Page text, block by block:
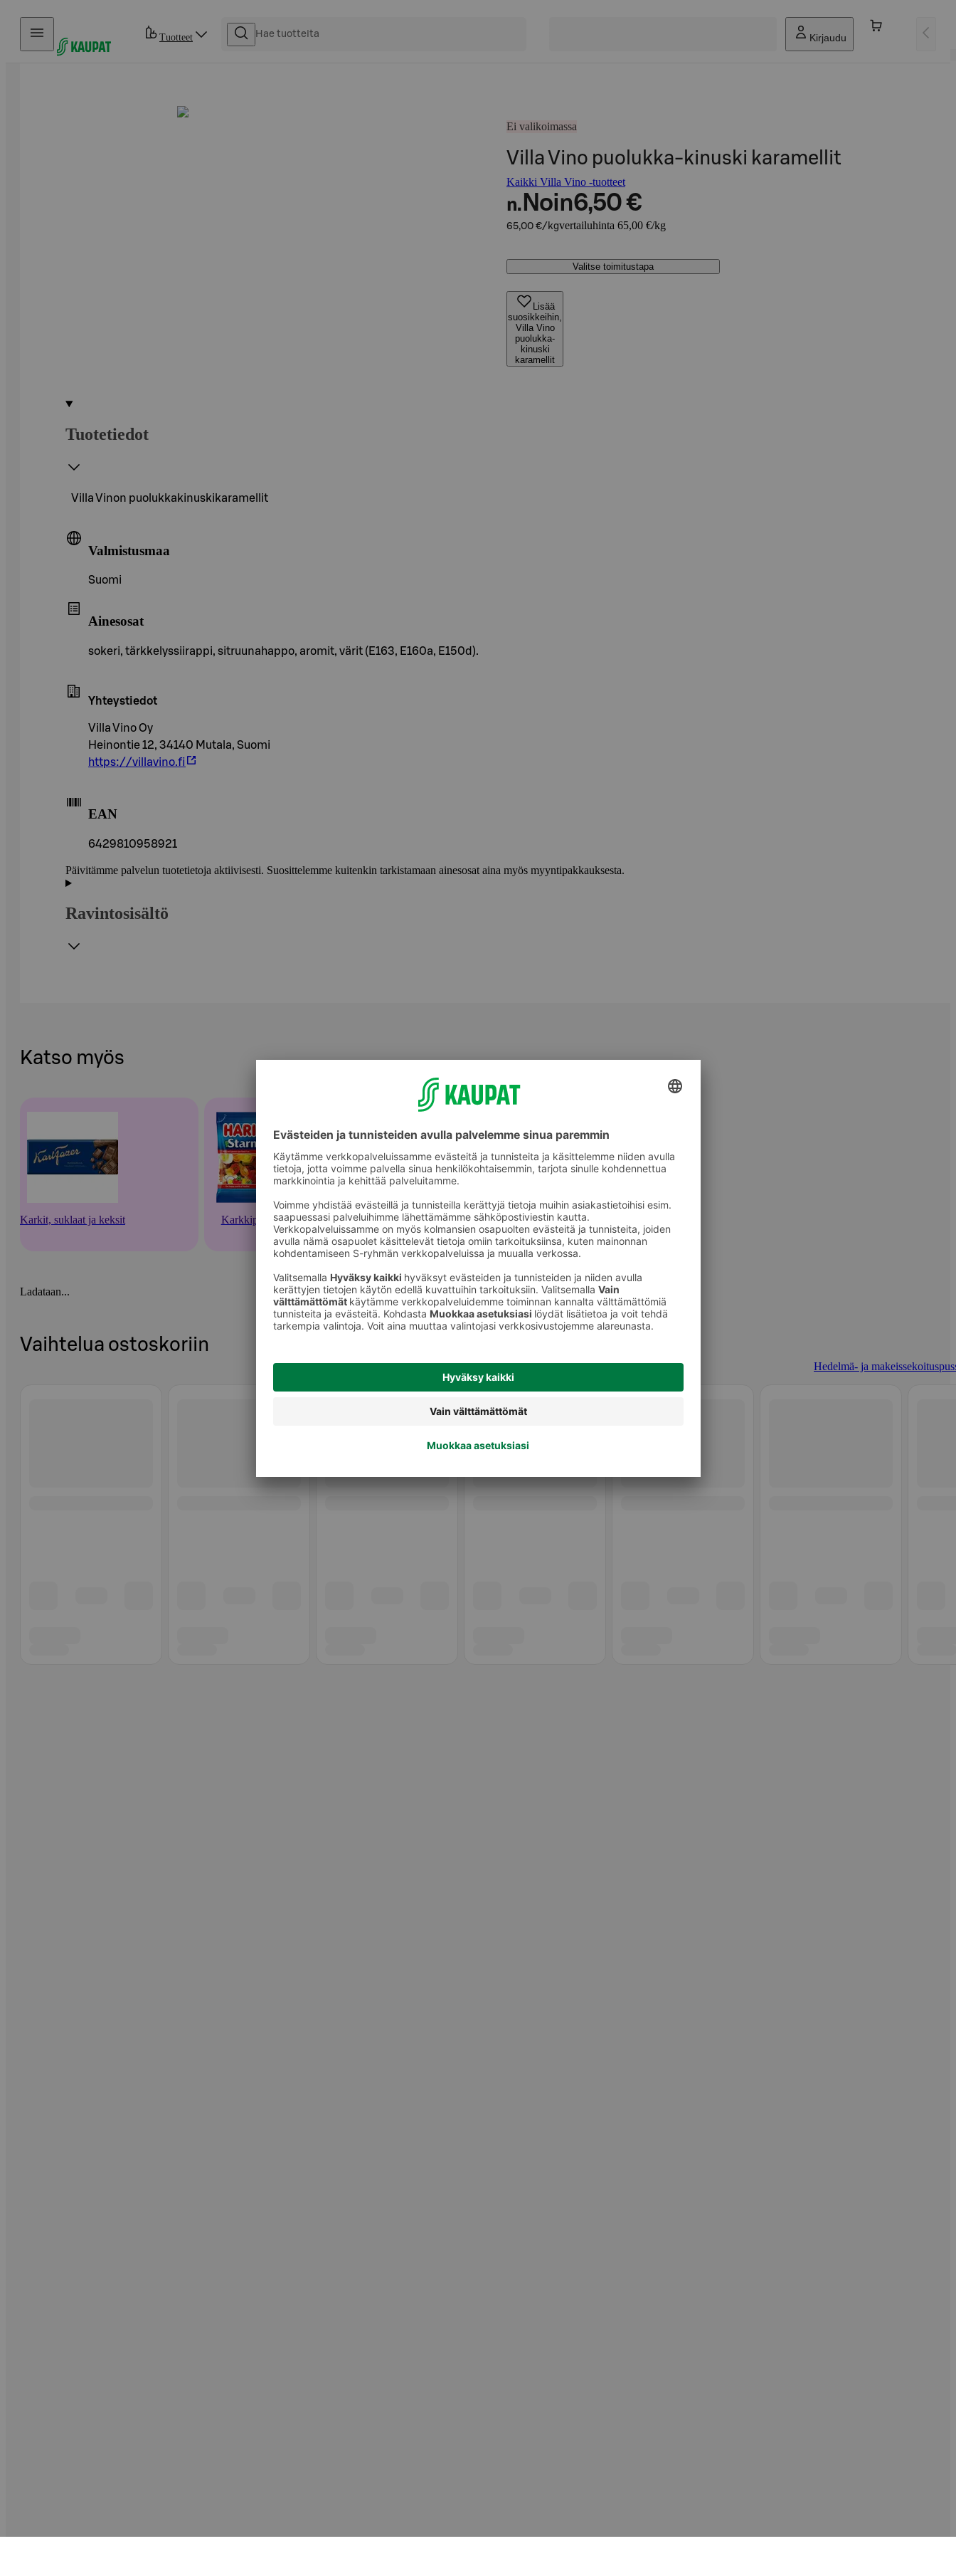
Hyppää sisältöön
Tuotteet Kirjaudu
Ei valikoimassa
Villa Vino puolukka-kinuski karamellit
Kaikki Villa Vino -tuotteet
n. Noin6,50 €
65,00 €/kgvertailuhinta 65,00 €/kg
Valitse toimitustapa
Lisää
suosikkeihin,
Villa Vino
puolukka-
kinuski
karamellit
Tuotetiedot
Villa Vinon puolukkakinuskikaramellit
Valmistusmaa
Suomi
Ainesosat
sokeri, tärkkelyssiirappi, sitruunahappo, aromit, värit (E163, E160a, E150d).
Yhteystiedot
Villa Vino Oy
Heinontie 12, 34140 Mutala, Suomi
https://villavino.fi
EAN
6429810958921
Päivitämme palvelun tuotetietoja aktiivisesti. Suosittelemme kuitenkin tarkistamaan ainesosat aina myös myyntipakkauksesta.
Ravintosisältö
Katso myös
Karkit, suklaat ja keksit Karkkipussit Hedelmä- ja makeissekoituspussit
Ladataan...
Vaihtelua ostoskoriin
Hedelmä- ja